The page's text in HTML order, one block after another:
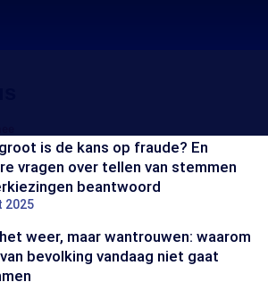
is de kans op fraude? En
vragen over tellen van stemmen
beantwoord
2025
weer, maar wantrouwen: waarom
bevolking vandaag niet gaat